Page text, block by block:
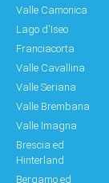
Valle Camonica
Lago d'Iseo
Franciacorta
Valle Cavallina
Valle Seriana
Valle Brembana
Valle Imagna
Brescia ed
Hinterland
Bergamo ed